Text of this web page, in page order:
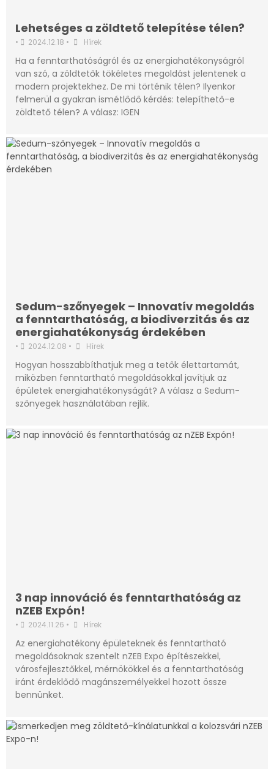
Lehetséges a zöldtető telepítése télen?
• 2024.12.18 • Hírek
Ha a fenntarthatóságról és az energiahatékonyságról
van szó, a zöldtetők tökéletes megoldást jelentenek a
modern projektekhez. De mi történik télen? Ilyenkor
felmerül a gyakran ismétlődő kérdés: telepíthető-e
zöldtető télen? A válasz: IGEN
Sedum-szőnyegek – Innovatív megoldás
a fenntarthatóság, a biodiverzitás és az
energiahatékonyság érdekében
• 2024.12.08 • Hírek
Hogyan hosszabbíthatjuk meg a tetők élettartamát,
miközben fenntartható megoldásokkal javítjuk az
épületek energiahatékonyságát? A válasz a Sedum-
szőnyegek használatában rejlik.
3 nap innováció és fenntarthatóság az
nZEB Expón!
• 2024.11.26 • Hírek
Az energiahatékony épületeknek és fenntartható
megoldásoknak szentelt nZEB Expo építészekkel,
városfejlesztőkkel, mérnökökkel és a fenntarthatóság
iránt érdeklődő magánszemélyekkel hozott össze
bennünket.